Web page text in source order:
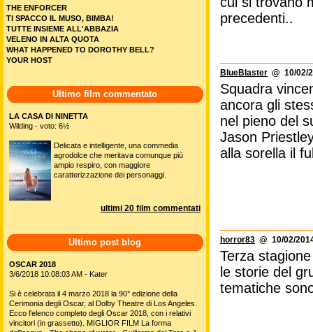
precedenti..
BlueBlaster @ 10/02/
Squadra
ancora gli
nel pieno del
Jason
alla sorella il
horror83 @ 10/02/
Terza
le storie del
tematiche
THE ENFORCER
TI SPACCO IL MUSO, BIMBA!
TUTTE INSIEME ALL'ABBAZIA
VELENO IN ALTA QUOTA
WHAT HAPPENED TO DOROTHY BELL?
YOUR HOST
Ultimo film commentato
LA CASA DI NINETTA
Wilding - voto: 6½
Delicata e intelligente, una commedia
agrodolce che meritava comunque più
ampio respiro, con maggiore
caratterizzazione dei personaggi.
ultimi 20 film commentati
Ultimo post blog
OSCAR 2018
3/6/2018 10:08:03 AM - Kater
Si è celebrata il 4 marzo 2018 la 90° edizione della
Cerimonia degli Oscar, al Dolby Theatre di Los Angeles.
Ecco l'elenco completo degli Oscar 2018, con i relativi
vincitori (in grassetto). MIGLIOR FILM La forma